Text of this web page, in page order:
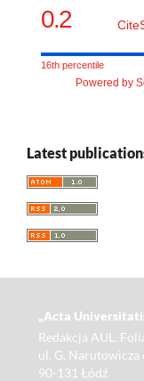
0.2
16th percentile
Powered by
Latest
„Acta
Redakcja AUL.
ul. G. Narutowicza
90-131 Łódź